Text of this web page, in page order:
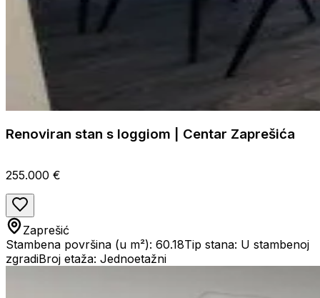
Renoviran stan s loggiom | Centar Zaprešića
255.000 €
Zaprešić
Stambena površina (u m²): 60.18Tip stana: U stambenoj
zgradiBroj etaža: Jednoetažni